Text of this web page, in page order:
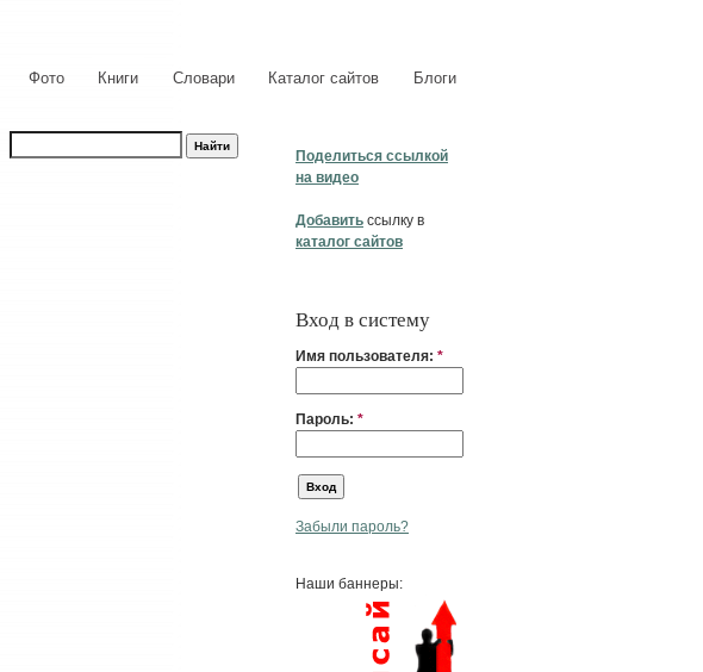
Фото Книги Словари Каталог сайтов Блоги
Поделиться ссылкой
на видео
Добавить ссылку в
каталог сайтов
Вход в систему
Имя пользователя: *
Пароль: *
Забыли пароль?
Наши баннеры: